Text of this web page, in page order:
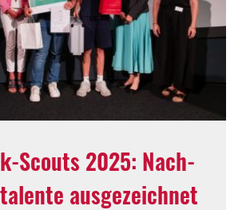
Scouts 2025: Nach­
ausge­zeichnet